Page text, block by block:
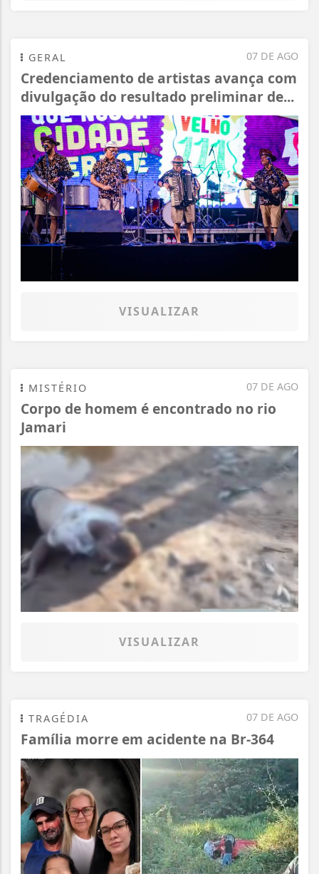
07 DE AGO
GERAL
Credenciamento de artistas avança com
divulgação do resultado preliminar de...
VISUALIZAR
07 DE AGO
MISTÉRIO
Corpo de homem é encontrado no rio
Jamari
VISUALIZAR
07 DE AGO
TRAGÉDIA
Família morre em acidente na Br-364